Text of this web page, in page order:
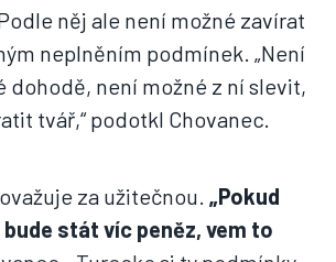
něj ale není možné zavírat
neplněním podmínek. „Není
dohodě, není možné z ní slevit,
tvář,“ podotkl Chovanec.
za užitečnou. „Pokud
stát víc peněz, vem to